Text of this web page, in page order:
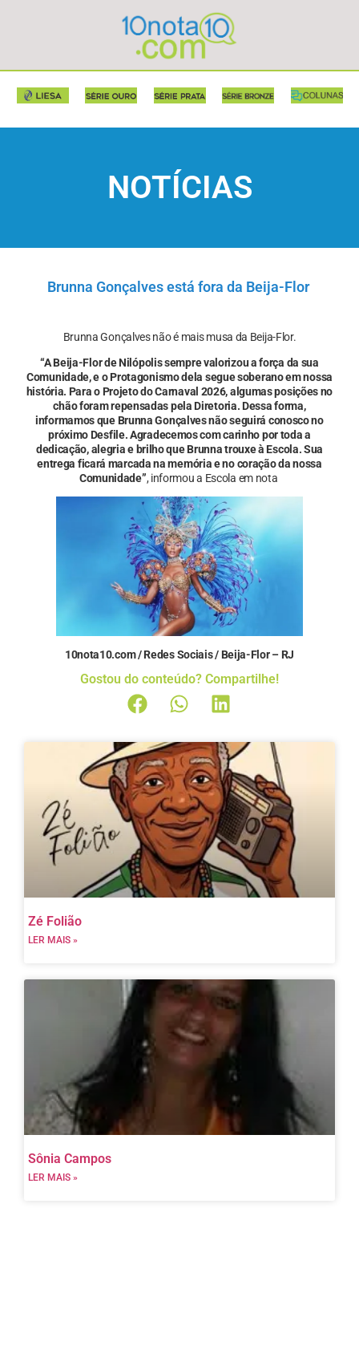
NOTÍCIAS
Brunna Gonçalves está fora da Beija-Flor
Brunna Gonçalves não é mais musa da Beija-Flor.
“A Beija-Flor de Nilópolis sempre valorizou a força da sua
Comunidade, e o Protagonismo dela segue soberano em nossa
história. Para o Projeto do Carnaval 2026, algumas posições no
chão foram repensadas pela Diretoria. Dessa forma,
informamos que Brunna Gonçalves não seguirá conosco no
próximo Desfile. Agradecemos com carinho por toda a
dedicação, alegria e brilho que Brunna trouxe à Escola. Sua
entrega ficará marcada na memória e no coração da nossa
Comunidade”, informou a Escola em nota
10nota10.com / Redes Sociais / Beija-Flor – RJ
Gostou do conteúdo? Compartilhe!
Zé Folião
LER MAIS »
Sônia Campos
LER MAIS »